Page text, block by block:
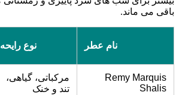
باقی می ماند.
نام عطر نوع رایحه
Remy Marquis
Shalis
مرکباتی، گیاهی،
تند و خنک